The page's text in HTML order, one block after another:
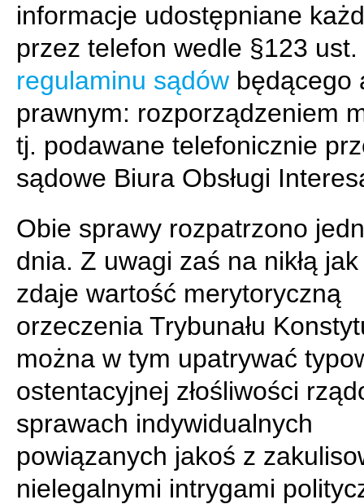
informacje udostępniane
przez telefon wedle §123 ust.
regulaminu sądów będącego
prawnym: rozporządzeniem
tj. podawane telefonicznie
sądowe Biura Obsługi
Obie sprawy rozpatrzono
dnia. Z uwagi zaś na nikłą
zdaje wartość merytoryczną
orzeczenia Trybunału
można w tym upatrywać
ostentacyjnej złośliwości
sprawach indywidualnych
powiązanych jakoś z
nielegalnymi intrygami